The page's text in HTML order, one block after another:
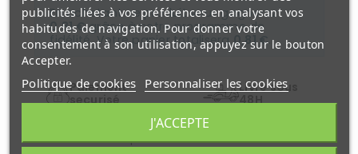
En achetant ce produit vous gagnerez
0,81 €grâce à notre programme de
fidélité. Votre panier totalisera0,81 €
Paiement
securisé
Livré sous
48H
Wimereux:Disponibles
publicités liées à vos préférences en analysant vos
habitudes de navigation. Pour donner votre
consentement à son utilisation, appuyez sur le bouton
Accepter.
Politique de cookies Personnaliser les cookies
J'ACCEPTE